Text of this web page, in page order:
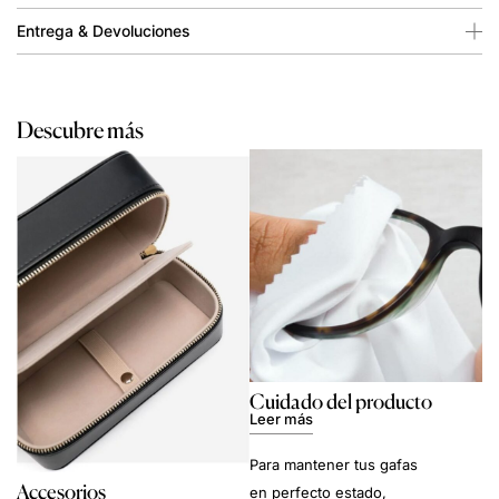
Entrega & Devoluciones
Descubre más
Accesorios
Cuidado del producto
Leer más
Para mantener tus gafas
en perfecto estado,